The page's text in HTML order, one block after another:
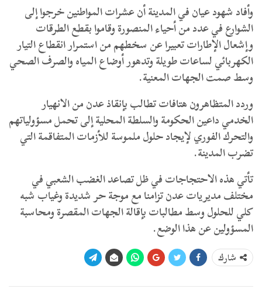
وأفاد شهود عيان في المدينة أن عشرات المواطنين خرجوا إلى
الشوارع في عدد من أحياء المنصورة وقاموا بقطع الطرقات
وإشعال الإطارات تعبيرا عن سخطهم من استمرار انقطاع التيار
الكهربائي لساعات طويلة وتدهور أوضاع المياه والصرف الصحي
وسط صمت الجهات المعنية.
وردد المتظاهرون هتافات تطالب بإنقاذ عدن من الانهيار
الخدمي داعين الحكومة والسلطة المحلية إلى تحمل مسؤولياتهم
والتحرك الفوري لإيجاد حلول ملموسة للأزمات المتفاقمة التي
تضرب المدينة.
تأتي هذه الاحتجاجات في ظل تصاعد الغضب الشعبي في
مختلف مديريات عدن تزامنا مع موجة حر شديدة وغياب شبه
كلي للحلول وسط مطالبات بإقالة الجهات المقصرة ومحاسبة
المسؤولين عن هذا الوضع.
شارك